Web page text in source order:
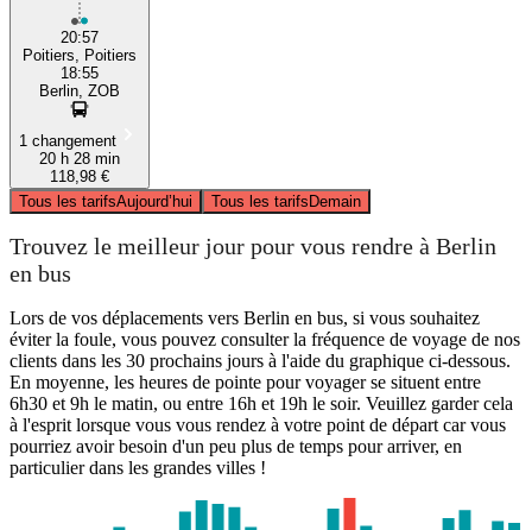
20:57
Poitiers, Poitiers
18:55
Berlin, ZOB
1 changement
20 h 28 min
118,98 €
Tous les tarifsAujourd’hui Tous les tarifsDemain
Trouvez le meilleur jour pour vous rendre à Berlin
en bus
Lors de vos déplacements vers Berlin en bus, si vous souhaitez
éviter la foule, vous pouvez consulter la fréquence de voyage de nos
clients dans les 30 prochains jours à l'aide du graphique ci-dessous.
En moyenne, les heures de pointe pour voyager se situent entre
6h30 et 9h le matin, ou entre 16h et 19h le soir. Veuillez garder cela
à l'esprit lorsque vous vous rendez à votre point de départ car vous
pourriez avoir besoin d'un peu plus de temps pour arriver, en
particulier dans les grandes villes !